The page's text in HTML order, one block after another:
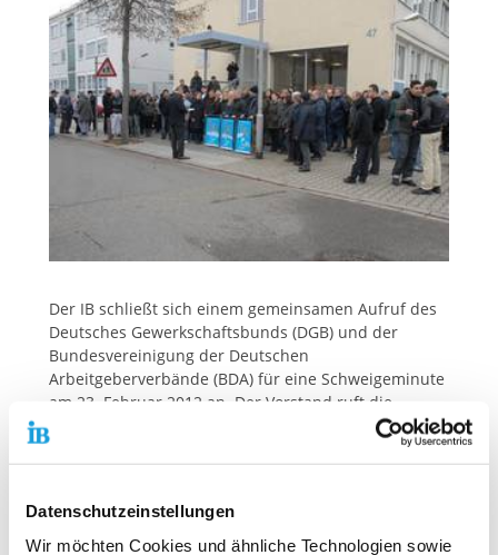
Datenschutzeinstellungen
Wir möchten Cookies und ähnliche Technologien sowie
Der IB schließt sich einem gemeinsamen Aufruf des
Deutsches Gewerkschaftsbunds (DGB) und der
Bundesvereinigung der Deutschen
Arbeitgeberverbände (BDA) für eine Schweigeminute
am 23. Februar 2012 an. Der Vorstand ruft die
Mitarbeiterinnen und Mitarbeiter des IB dazu auf,
um 12 Uhr in der Arbeit innezuhalten und der Opfer
rechtsextremistischer Gewalt zu gedenken. An
einem Staatsakt der Verfassungsorgane des Bundes
in Berlin gedacht.